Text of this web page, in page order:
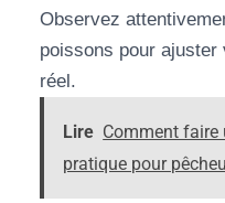
Observez
poissons pour ajuster
réel.
Lire Comment
pratique pour